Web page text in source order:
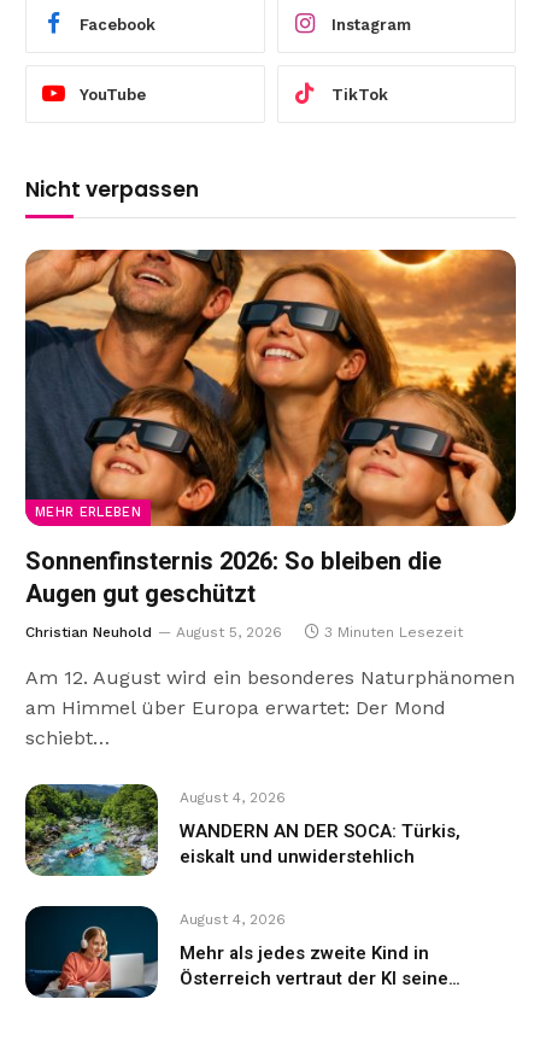
Facebook Instagram
YouTube TikTok
Nicht verpassen
MEHR ERLEBEN
Sonnenfinsternis 2026: So bleiben die
Augen gut geschützt
Christian Neuhold August 5, 2026 3 Minuten Lesezeit
Am 12. August wird ein besonderes Naturphänomen
am Himmel über Europa erwartet: Der Mond
schiebt…
August 4, 2026
WANDERN AN DER SOCA: Türkis,
eiskalt und unwiderstehlich
August 4, 2026
Mehr als jedes zweite Kind in
Österreich vertraut der KI seine